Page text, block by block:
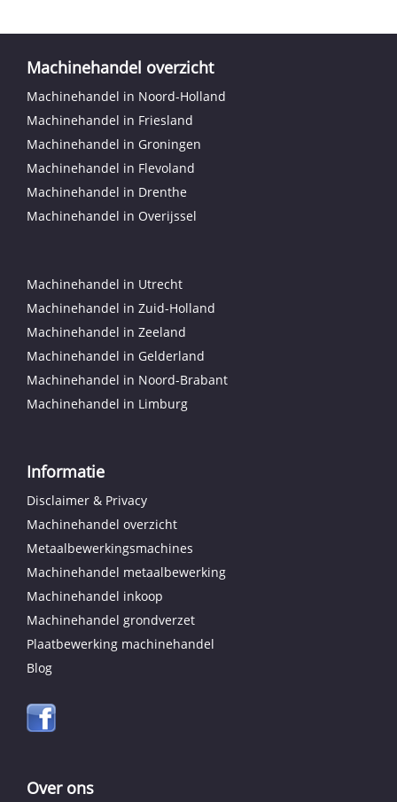
Machinehandel overzicht
Machinehandel in Noord-Holland
Machinehandel in Friesland
Machinehandel in Groningen
Machinehandel in Flevoland
Machinehandel in Drenthe
Machinehandel in Overijssel
Machinehandel in Utrecht
Machinehandel in Zuid-Holland
Machinehandel in Zeeland
Machinehandel in Gelderland
Machinehandel in Noord-Brabant
Machinehandel in Limburg
Informatie
Disclaimer & Privacy
Machinehandel overzicht
Metaalbewerkingsmachines
Machinehandel metaalbewerking
Machinehandel inkoop
Machinehandel grondverzet
Plaatbewerking machinehandel
Blog
Over ons